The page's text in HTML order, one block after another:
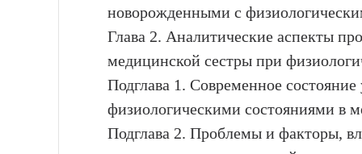
новорожденными с
Глава 2. Аналитические аспекты
медицинской сестры при
Подглава 1. Современное
физиологическими состояниями в
Подглава 2. Проблемы и факторы,